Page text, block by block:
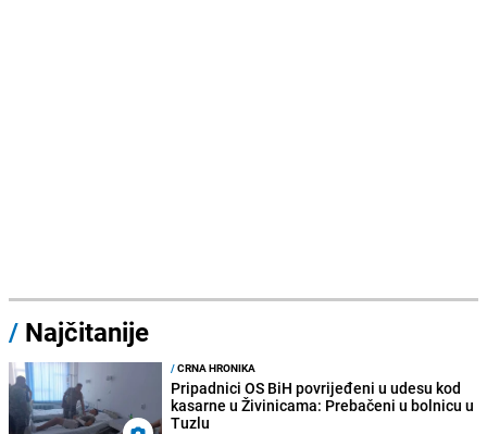
/ Najčitanije
/CRNA HRONIKA
Pripadnici OS BiH povrijeđeni u udesu kod
kasarne u Živinicama: Prebačeni u bolnicu u
Tuzlu